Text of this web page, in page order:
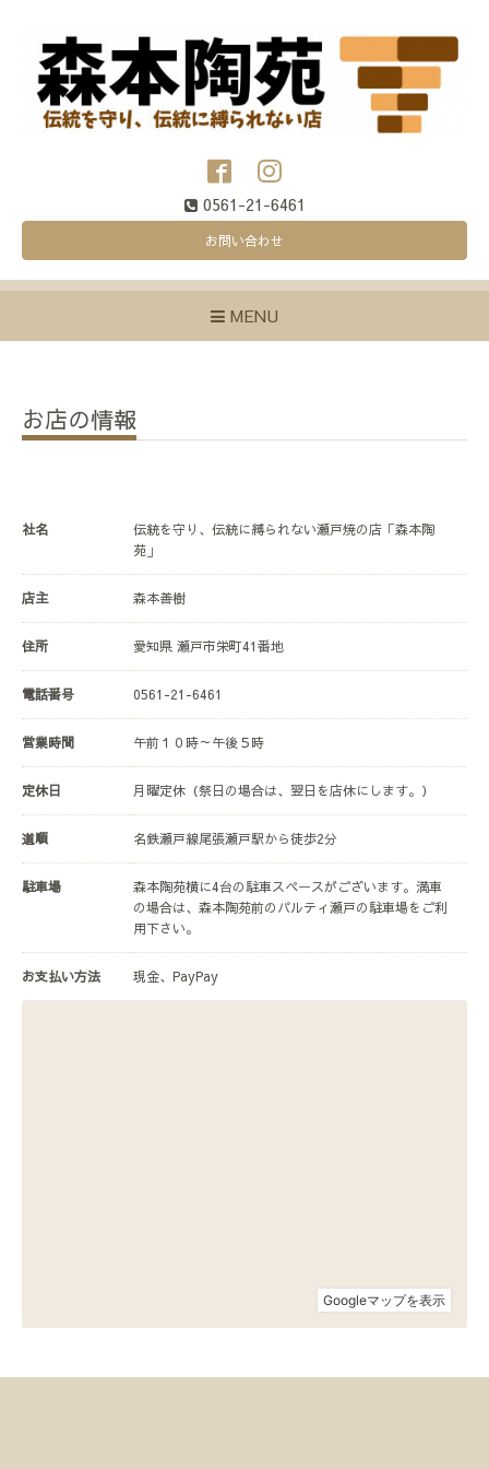
0561-21-6461
お問い合わせ
MENU
お店の情報
社名
伝統を守り、伝統に縛られない瀬戸焼の店「森本陶
苑」
店主 森本善樹
住所 愛知県 瀬戸市栄町41番地
電話番号 0561-21-6461
営業時間 午前１０時～午後５時
定休日 月曜定休（祭日の場合は、翌日を店休にします。）
道順 名鉄瀬戸線尾張瀬戸駅から徒歩2分
駐車場
森本陶苑横に4台の駐車スペースがございます。満車
の場合は、森本陶苑前のパルティ瀬戸の駐車場をご利
用下さい。
お支払い方法 現金、PayPay